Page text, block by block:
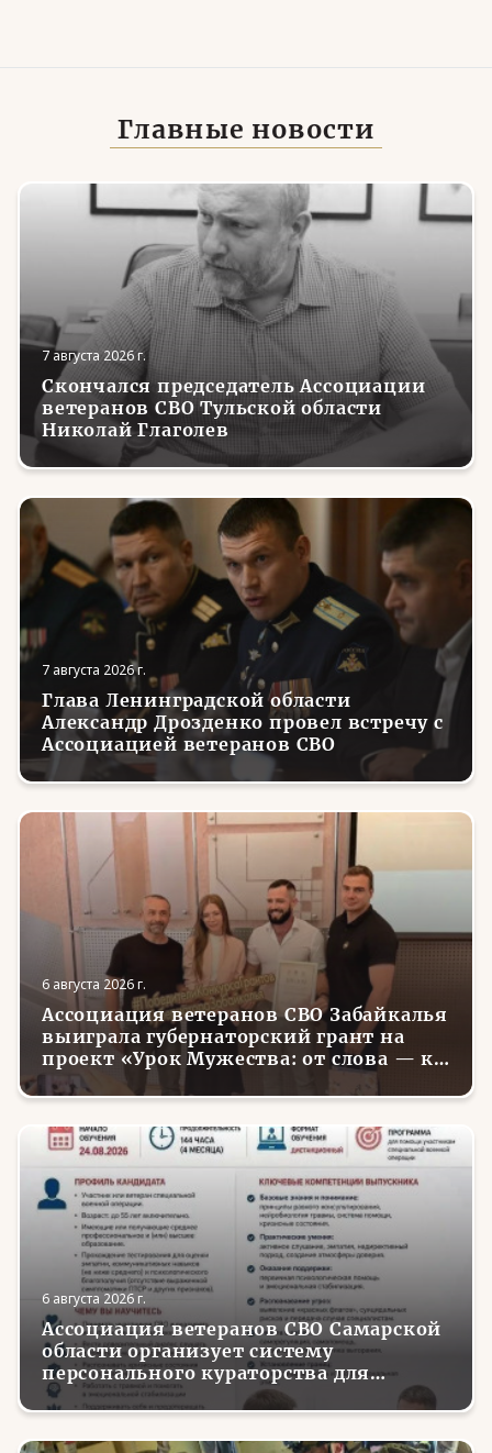
Главные новости
7 августа 2026 г.
Скончался председатель Ассоциации
ветеранов СВО Тульской области
Николай Глаголев
7 августа 2026 г.
Глава Ленинградской области
Александр Дрозденко провел встречу с
Ассоциацией ветеранов СВО
6 августа 2026 г.
Ассоциация ветеранов СВО Забайкалья
выиграла губернаторский грант на
проект «Урок Мужества: от слова — к
делу»
6 августа 2026 г.
Ассоциация ветеранов СВО Самарской
области организует систему
персонального кураторства для
трудоустройства и социализации
вернувшихся с фронта бойцов